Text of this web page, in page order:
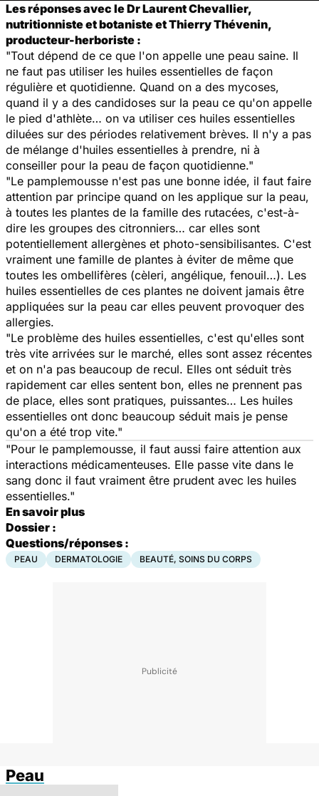
Les réponses avec le Dr Laurent Chevallier,
nutritionniste et botaniste et Thierry Thévenin,
producteur-herboriste :
"Tout dépend de ce que l'on appelle une peau saine. Il
ne faut pas utiliser les huiles essentielles de façon
régulière et quotidienne. Quand on a des mycoses,
quand il y a des candidoses sur la peau ce qu'on appelle
le pied d'athlète… on va utiliser ces huiles essentielles
diluées sur des périodes relativement brèves. Il n'y a pas
de mélange d'huiles essentielles à prendre, ni à
conseiller pour la peau de façon quotidienne."
"Le pamplemousse n'est pas une bonne idée, il faut faire
attention par principe quand on les applique sur la peau,
à toutes les plantes de la famille des rutacées, c'est-à-
dire les groupes des citronniers… car elles sont
potentiellement allergènes et photo-sensibilisantes. C'est
vraiment une famille de plantes à éviter de même que
toutes les ombellifères (cèleri, angélique, fenouil…). Les
huiles essentielles de ces plantes ne doivent jamais être
appliquées sur la peau car elles peuvent provoquer des
allergies.
"Le problème des huiles essentielles, c'est qu'elles sont
très vite arrivées sur le marché, elles sont assez récentes
et on n'a pas beaucoup de recul. Elles ont séduit très
rapidement car elles sentent bon, elles ne prennent pas
de place, elles sont pratiques, puissantes… Les huiles
essentielles ont donc beaucoup séduit mais je pense
qu'on a été trop vite."
"Pour le pamplemousse, il faut aussi faire attention aux
interactions médicamenteuses. Elle passe vite dans le
sang donc il faut vraiment être prudent avec les huiles
essentielles."
En savoir plus
Dossier :
Questions/réponses :
PEAU DERMATOLOGIE BEAUTÉ, SOINS DU CORPS
Peau